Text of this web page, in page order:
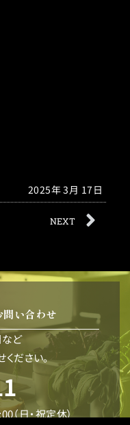
2025年 3月 17日
NEXT
問い合わせ
ど
ださい。
日・祝定休）